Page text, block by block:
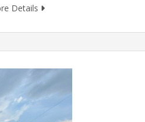
Details